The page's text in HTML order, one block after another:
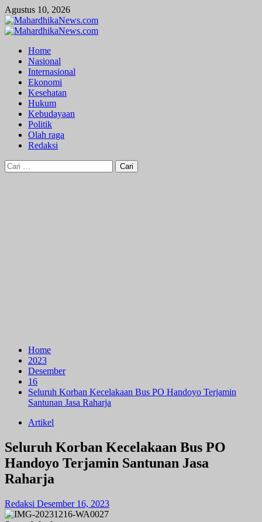
Skip
to
content
Agustus 10, 2026
Primary
Home
Nasional
Internasional
Ekonomi
Kesehatan
Hukum
Kebudayaan
Politik
Olah raga
Redaksi
Cari
untuk:
Home
2023
Desember
16
Seluruh Korban Kecelakaan Bus PO Handoyo Terjamin
Santunan Jasa Raharja
Artikel
Seluruh Korban Kecelakaan Bus PO
Handoyo Terjamin Santunan Jasa
Raharja
Redaksi Desember 16, 2023